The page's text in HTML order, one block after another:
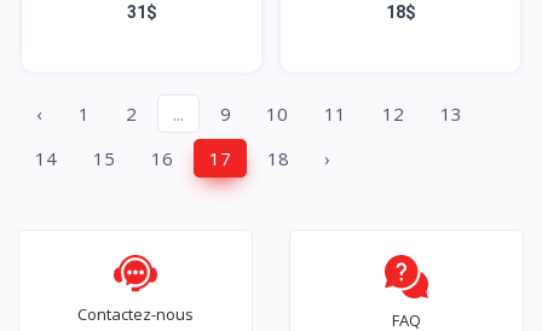
de cou
31$
Bracelet en acier
18$
‹ 1 2 ... 9 10 11 12
13
14
15 16 17 18 ›
Contactez-nous FAQ